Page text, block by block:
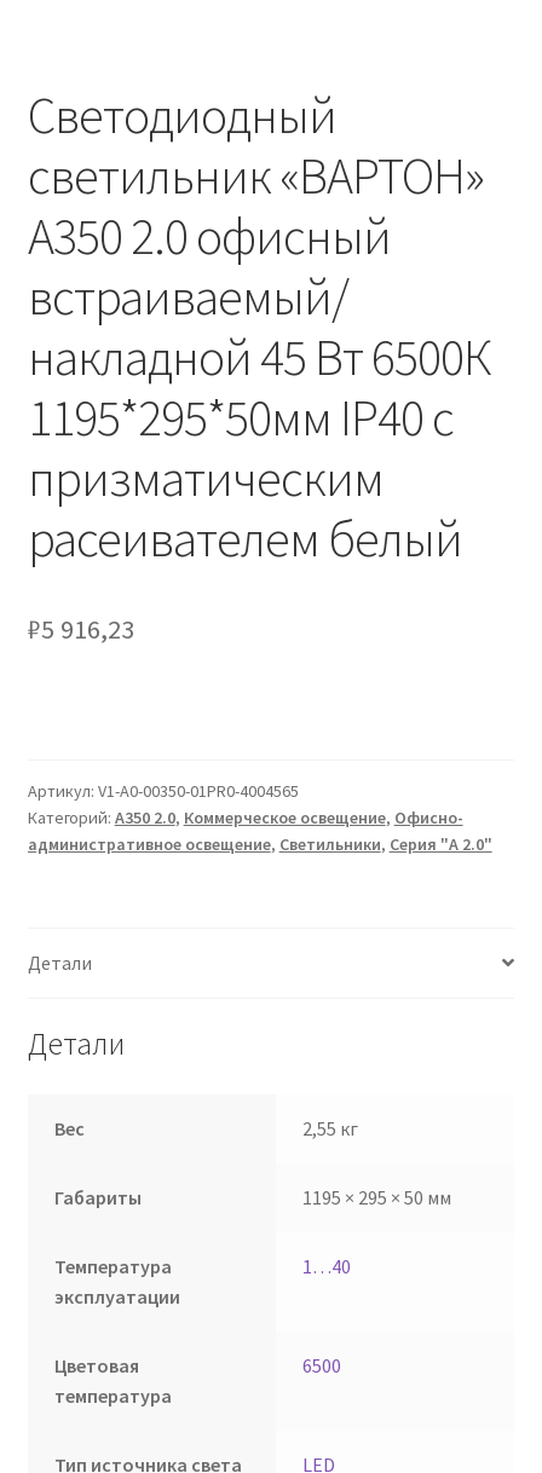
Обозначения стандартных установочных мест
кронштейнов «Opora Engineering»
Отправить заявку
Политика конфиденциальности
Сертификаты
Светодиодный
светильник «ВАРТОН»
A350 2.0 офисный
встраиваемый/
накладной 45 Вт 6500К
1195*295*50мм IP40 с
призматическим
расеивателем белый
₽5 916,23
Артикул: V1-A0-00350-01PR0-4004565
Категорий: А350 2.0, Коммерческое освещение, Офисно-
административное освещение, Светильники, Серия "A 2.0"
Детали
Детали
Вес 2,55 кг
Габариты 1195 × 295 × 50 мм
Температура
эксплуатации
1…40
Цветовая
температура
6500
Тип источника света LED